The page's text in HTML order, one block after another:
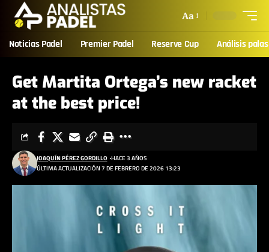
Aa
Noticias Padel Premier Padel Reserve Cup Análisis palas
Get Martita Ortega’s new racket
at the best price!
ÚLTIMA ACTUALIZACIÓN 7 DE FEBRERO DE 2026 13:23
JOAQUÍN PÉREZ GORDILLO HACE 3 AÑOS